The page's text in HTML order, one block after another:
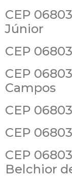
CEP
Júnior
CEP
CEP
Campos
CEP
CEP
CEP
Belchior